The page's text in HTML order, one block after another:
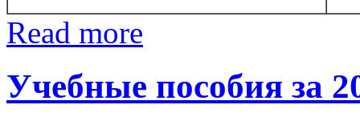
Read more
Учебные пособия за